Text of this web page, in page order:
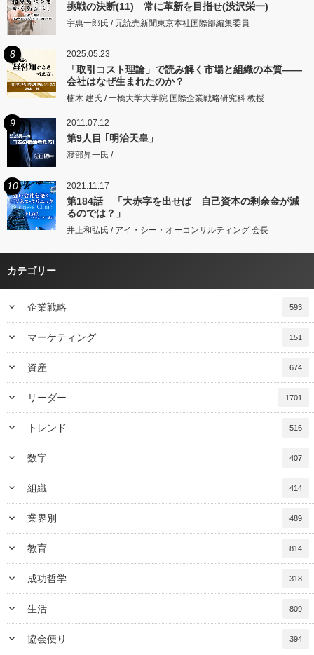
挑戦の決断(11) 常に革新を目指せ(渋沢栄一)
宇惠一郎氏 / 元読売新聞東京本社国際部編集委員
8 2025.05.23
「取引コスト理論」で読み解く市場と組織の本質――
会社はなぜ生まれたのか？
楠木 建氏 / 一橋大学大学院 国際企業戦略研究科 教授
9 2011.07.12
第9人目 ｢明治天皇」
渡部昇一氏 /
10 2021.11.17
第184話 「大赤字を出せば 自己資本の剰余金が減
るのでは？」
井上和弘氏 / アイ・シー・オーコンサルティング 会長
カテゴリー
keyboard_arrow_down 企業戦略 593
keyboard_arrow_down マーケティング 151
keyboard_arrow_down 資産 674
keyboard_arrow_down リーダー 1701
keyboard_arrow_down トレンド 516
keyboard_arrow_down 数字 407
keyboard_arrow_down 組織 414
keyboard_arrow_down 業界別 489
keyboard_arrow_down 教育 814
keyboard_arrow_down 成功哲学 318
keyboard_arrow_down 生活 809
keyboard_arrow_down 協会便り 394